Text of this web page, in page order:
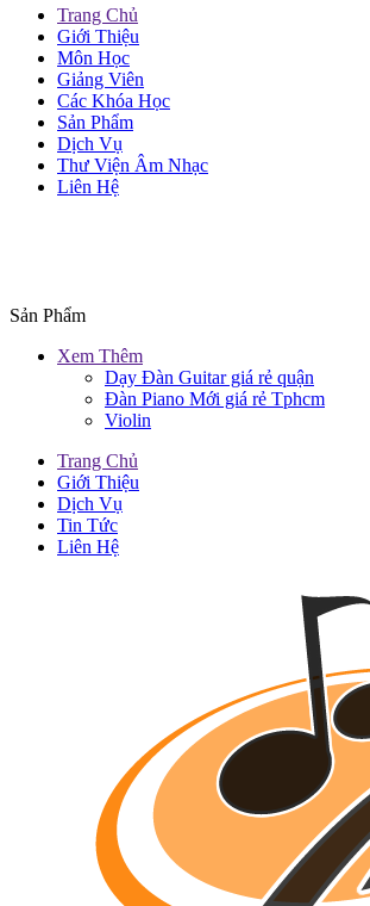
Trang Chủ
Giới Thiệu
Môn Học
Giảng Viên
Các Khóa Học
Sản Phẩm
Dịch Vụ
Thư Viện Âm Nhạc
Liên Hệ
Sản Phẩm
Xem Thêm
Dạy Đàn Guitar giá rẻ quận
Đàn Piano Mới giá rẻ Tphcm
Violin
Trang Chủ
Giới Thiệu
Dịch Vụ
Tin Tức
Liên Hệ